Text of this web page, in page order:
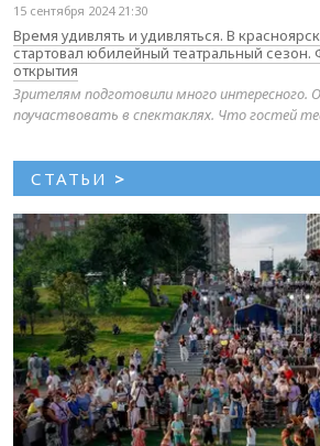
15 сентября 2024 21:30
Время удивлять и удивляться. В
стартовал юбилейный театральный сезон.
открытия
Зрителям подготовили много интересного.
поучаствовать в спектаклях. Что гостей
СТАТЬИ >